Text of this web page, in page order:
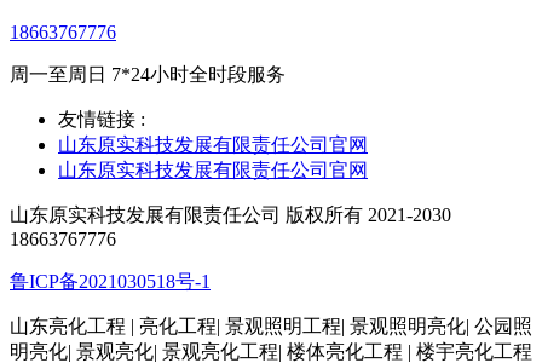
18663767776
周一至周日 7*24小时全时段服务
友情链接 :
山东原实科技发展有限责任公司官网
山东原实科技发展有限责任公司官网
山东原实科技发展有限责任公司 版权所有 2021-2030
18663767776
鲁ICP备2021030518号-1
山东亮化工程 | 亮化工程| 景观照明工程| 景观照明亮化| 公园照
明亮化| 景观亮化| 景观亮化工程| 楼体亮化工程 | 楼宇亮化工程